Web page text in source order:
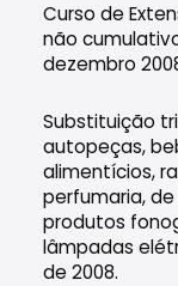
Curso de
não
dezembro
Substituição
autopeças,
alimentícios,
perfumaria,
produtos
lâmpadas
de 2008.